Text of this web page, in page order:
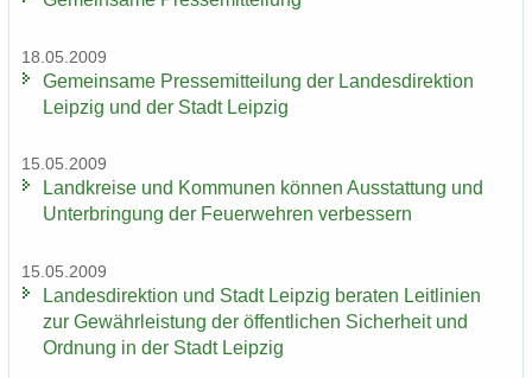
18.05.2009
Ge­mein­sa­me Pres­se­mit­tei­lung der Lan­des­di­rek­ti­on
Leip­zig und der Stadt Leip­zig
15.05.2009
Land­krei­se und Kom­mu­nen kön­nen Aus­stat­tung und
Un­ter­brin­gung der Feu­er­weh­ren ver­bes­sern
15.05.2009
Lan­des­di­rek­ti­on und Stadt Leip­zig be­ra­ten Leit­li­ni­en
zur Ge­währ­leis­tung der öf­fent­li­chen Si­cher­heit und
Ord­nung in der Stadt Leip­zig